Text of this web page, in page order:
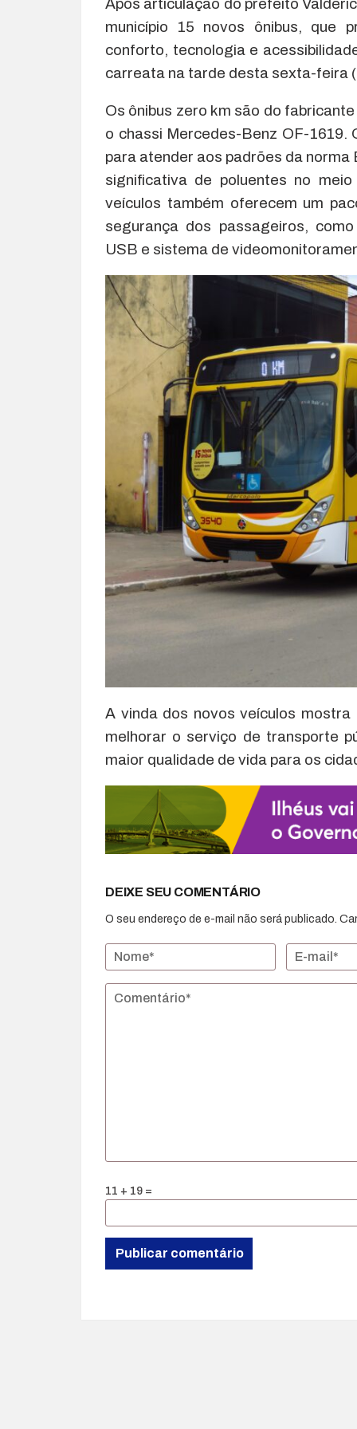
Após articulação do prefeito
município 15 novos ônibus, que
conforto, tecnologia e
carreata na tarde desta sexta-feira
Os ônibus zero km são do
o chassi Mercedes-Benz OF-1619.
para atender aos padrões da
significativa de poluentes no
veículos também oferecem um
segurança dos passageiros,
USB e sistema de
A vinda dos novos veículos
melhorar o serviço de transporte
maior qualidade de vida para os
DEIXE SEU COMENTÁRIO
O seu endereço de e-mail não será publicado.
11 + 19 =